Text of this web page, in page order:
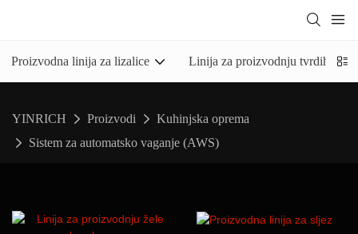
Proizvodna linija za lizalice Linija za proizvodnju tvrdih
YINRICH Proizvodi
Kuhinjska oprema
Sistem za automatsko vaganje (AWS)